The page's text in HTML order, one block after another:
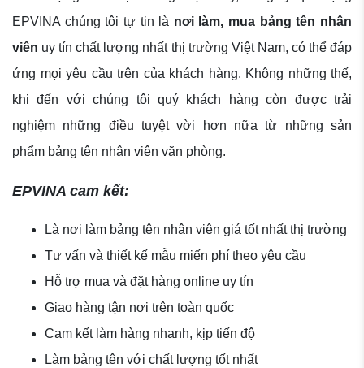
EPVINA chúng tôi tự tin là nơi làm, mua bảng tên nhân
viên uy tín chất lượng nhất thị trường Việt Nam, có thể đáp
ứng mọi yêu cầu trên của khách hàng. Không những thế,
khi đến với chúng tôi quý khách hàng còn được trải
nghiệm những điều tuyệt vời hơn nữa từ những sản
phẩm bảng tên nhân viên văn phòng.
EPVINA cam kết:
Là nơi làm bảng tên nhân viên giá tốt nhất thị trường
Tư vấn và thiết kế mẫu miến phí theo yêu cầu
Hỗ trợ mua và đặt hàng online uy tín
Giao hàng tận nơi trên toàn quốc
Cam kết làm hàng nhanh, kịp tiến độ
Làm bảng tên với chất lượng tốt nhất